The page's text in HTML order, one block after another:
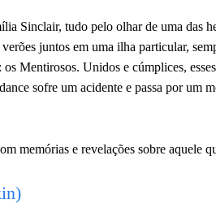
Sinclair, tudo pelo olhar de uma das
juntos em uma ilha particular,
Mentirosos. Unidos e cúmplices,
sofre um acidente e passa por um
memórias e revelações sobre aquele